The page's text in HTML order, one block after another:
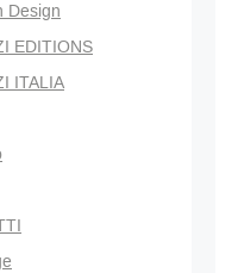
Design
EDITIONS
ITALIA